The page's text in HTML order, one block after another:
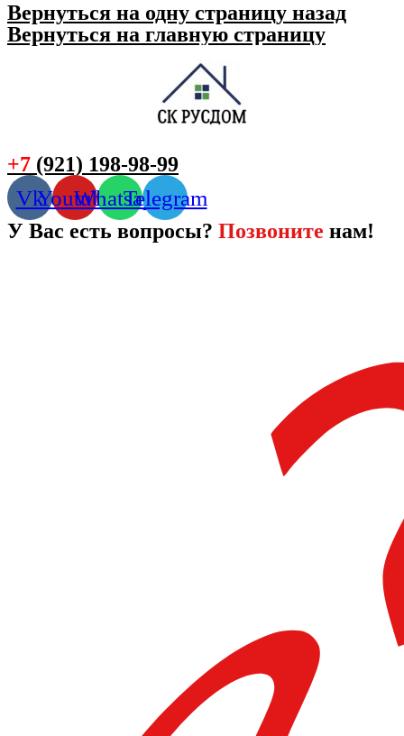
Вернуться на одну страницу назад
Вернуться на главную страницу
+7 (921) 198-98-99
VkYoutubeWhatsappTelegram
У Вас есть вопросы? Позвоните нам!